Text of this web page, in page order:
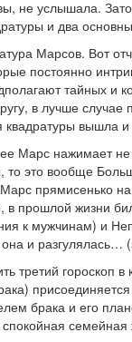
не услышала.
и два
Марсов. Вот
постоянно
тайных и
в лучше
квадратуры
Марс нажимает
то это вообще
прямисенько
в прошлой жизни
к мужчинам) и
и разгулялась…
третий гороскоп
брака и его
семейная